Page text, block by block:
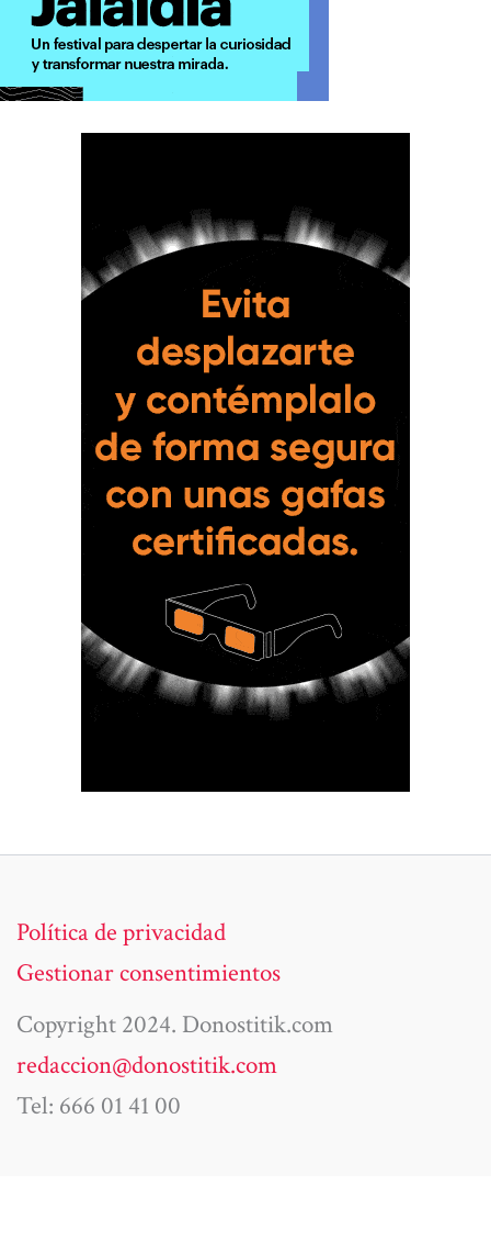
Política de privacidad
Gestionar consentimientos
Copyright 2024. Donostitik.com
redaccion@donostitik.com
Tel: 666 01 41 00